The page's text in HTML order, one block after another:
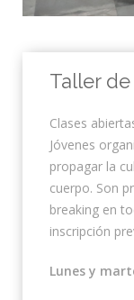
Taller
Clases
Jóvenes
propagar la
cuerpo. Son
breaking en
inscripción
Lunes y